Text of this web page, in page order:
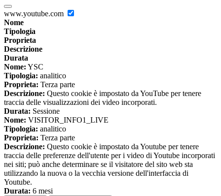
www.youtube.com
Nome
Tipologia
Proprieta
Descrizione
Durata
Nome: YSC
Tipologia: analitico
Proprieta: Terza parte
Descrizione: Questo cookie è impostato da YouTube per tenere
traccia delle visualizzazioni dei video incorporati.
Durata: Sessione
Nome: VISITOR_INFO1_LIVE
Tipologia: analitico
Proprieta: Terza parte
Descrizione: Questo cookie è impostato da Youtube per tenere
traccia delle preferenze dell'utente per i video di Youtube incorporati
nei siti; può anche determinare se il visitatore del sito web sta
utilizzando la nuova o la vecchia versione dell'interfaccia di
Youtube.
Durata: 6 mesi